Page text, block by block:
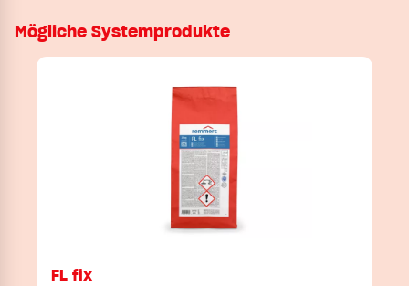
Mögliche Systemprodukte
FL fix